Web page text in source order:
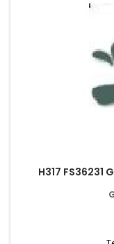
H317